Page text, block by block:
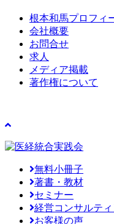
根本和馬プロフィ
会社概要
お問合せ
求人
メディア掲載
著作権について
無料小冊子
著書・教材
セミナー
経営コンサルテ
お客様の声